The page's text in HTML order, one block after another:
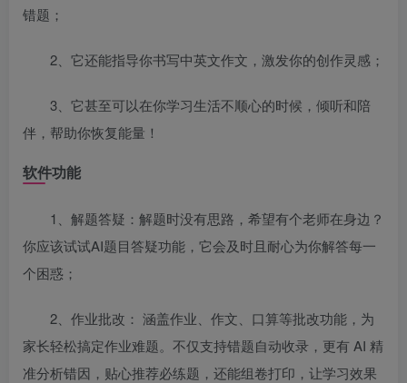
错题；
2、它还能指导你书写中英文作文，激发你的创作灵感；
3、它甚至可以在你学习生活不顺心的时候，倾听和陪
伴，帮助你恢复能量！
软件功能
1、解题答疑：解题时没有思路，希望有个老师在身边？
你应该试试AI题目答疑功能，它会及时且耐心为你解答每一
个困惑；
2、作业批改： 涵盖作业、作文、口算等批改功能，为
家长轻松搞定作业难题。不仅支持错题自动收录，更有 AI 精
准分析错因，贴心推荐必练题，还能组卷打印，让学习效果